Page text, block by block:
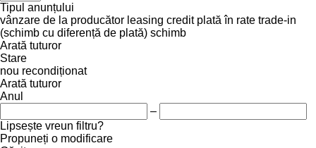
Tipul anunțului
vânzare de la producător leasing credit plată în rate trade-in
(schimb cu diferență de plată) schimb
Arată tuturor
Stare
nou recondiționat
Arată tuturor
Anul
–
Lipsește vreun filtru?
Propuneți o modificare